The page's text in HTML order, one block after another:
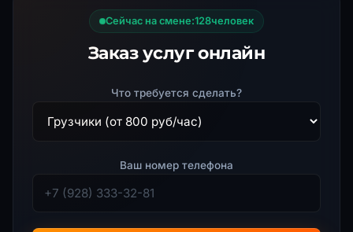
Сейчас на смене:129человек
Заказ услуг онлайн
Что требуется сделать?
Ваш номер телефона